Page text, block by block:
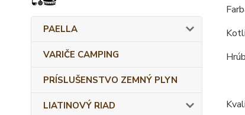
PAELLA
VARIČE CAMPING
PRÍSLUŠENSTVO ZEMNÝ PLYN
LIATINOVÝ RIAD